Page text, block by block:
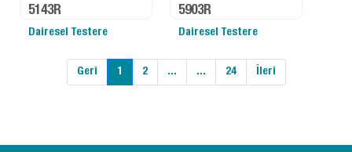
5143R
Dairesel Testere
5903R
Dairesel Testere
Geri 1 2 ... ... 24 İleri